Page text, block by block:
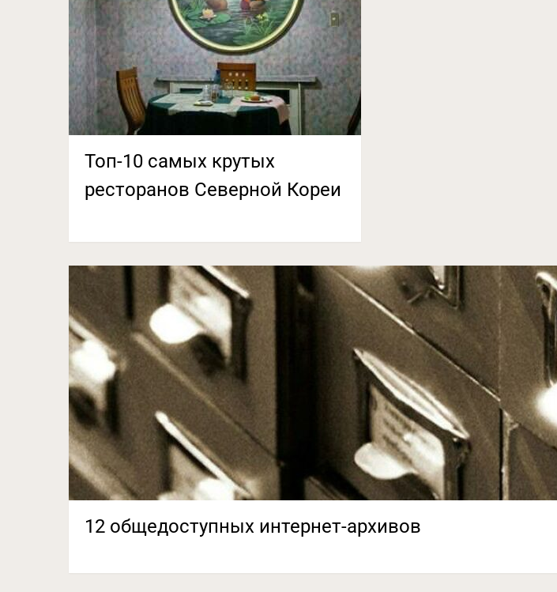
Топ-10 самых крутых
ресторанов Северной Кореи
12 общедоступных интернет-архивов